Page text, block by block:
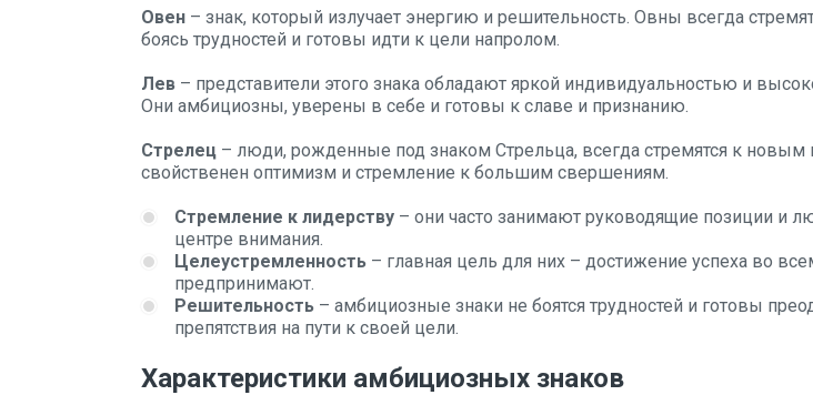
Овен – знак, который излучает энергию и решительность. Овны всегда
боясь трудностей и готовы идти к цели напролом.
Лев – представители этого знака обладают яркой индивидуальностью и
Они амбициозны, уверены в себе и готовы к славе и признанию.
Стрелец – люди, рожденные под знаком Стрельца, всегда стремятся к новым
свойственен оптимизм и стремление к большим свершениям.
Стремление к лидерству – они часто занимают руководящие позиции и
центре внимания.
Целеустремленность – главная цель для них – достижение успеха во
предпринимают.
Решительность – амбициозные знаки не боятся трудностей и готовы
препятствия на пути к своей цели.
Характеристики амбициозных знаков